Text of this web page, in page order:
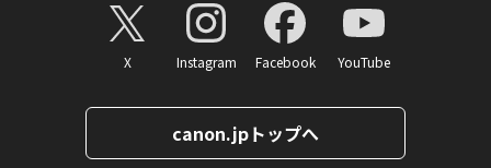
X Instagram Facebook YouTube
canon.jpトップへ